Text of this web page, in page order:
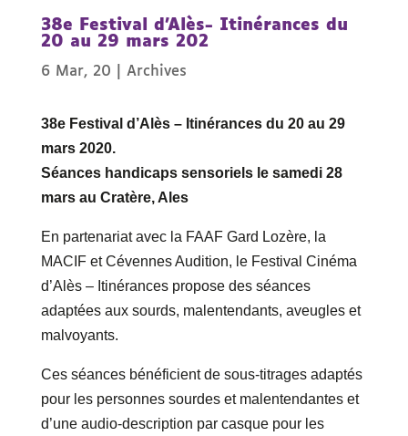
38e Festival d’Alès- Itinérances du
20 au 29 mars 202
6 Mar, 20 Archives
38e Festival d’Alès – Itinérances du 20 au 29
mars 2020.
Séances handicaps sensoriels le samedi 28
mars au Cratère, Ales
En partenariat avec la FAAF Gard Lozère, la
MACIF et Cévennes Audition, le Festival Cinéma
d’Alès – Itinérances propose des séances
adaptées aux sourds, malentendants, aveugles et
malvoyants.
Ces séances bénéficient de sous-titrages adaptés
pour les personnes sourdes et malentendantes et
d’une audio-description par casque pour les